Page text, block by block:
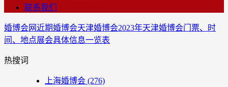
联系我们
婚博会网近期婚博会天津婚博会2023年天津婚博会门票、时
间、地点展会具体信息一览表
热搜词
上海婚博会 (276)